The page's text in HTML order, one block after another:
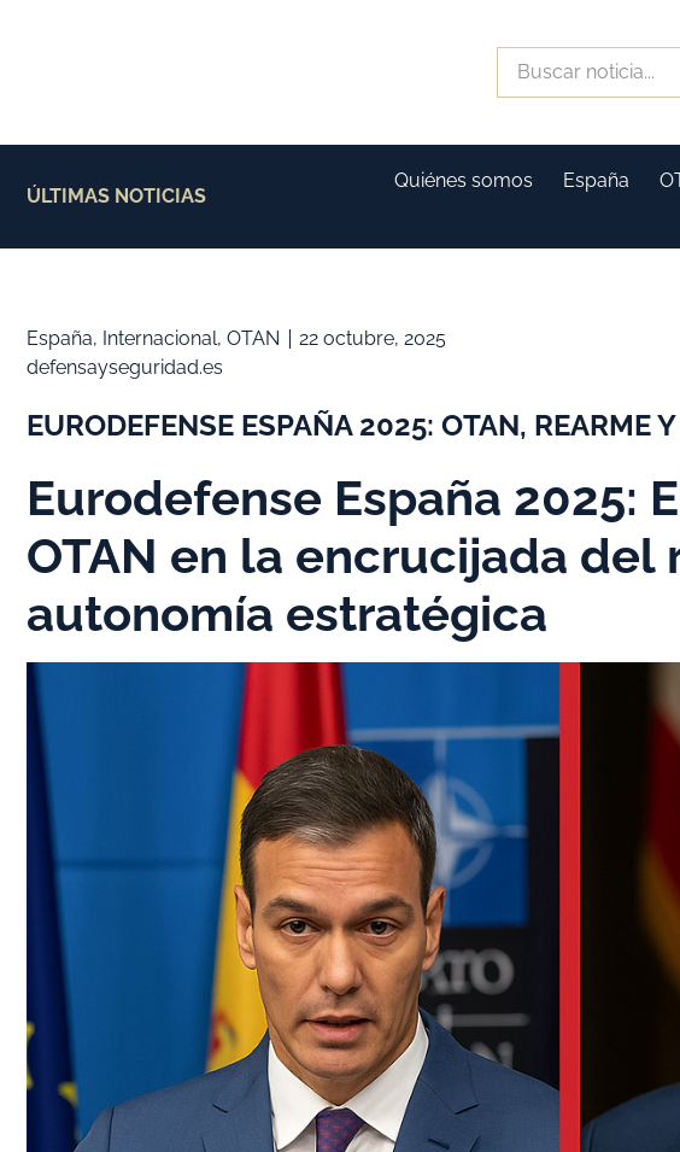
ÚLTIMAS NOTICIAS
Quiénes somos España
España, Internacional, OTAN
22 octubre, 2025
defensayseguridad.es
EURODEFENSE ESPAÑA 2025: OTAN, REARME
Eurodefense España 2025:
OTAN en la encrucijada del
autonomía estratégica